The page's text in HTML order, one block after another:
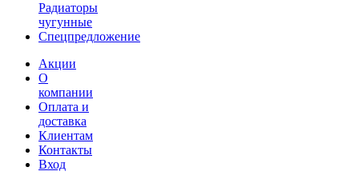
Радиаторы
чугунные
Спецпредложение
Акции
О
компании
Оплата и
доставка
Клиентам
Контакты
Вход